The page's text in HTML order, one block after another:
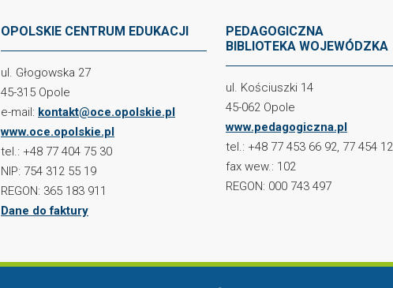
OPOLSKIE CENTRUM EDUKACJI
ul. Głogowska 27
45-315 Opole
e-mail: kontakt@oce.opolskie.pl
www.oce.opolskie.pl
tel.: +48 77 404 75 30
NIP: 754 312 55 19
REGON: 365 183 911
Dane do faktury
PEDAGOGICZNA
BIBLIOTEKA WOJEWÓDZKA
ul. Kościuszki 14
45-062 Opole
www.pedagogiczna.pl
tel.: +48 77 453 66 92, 77 454
fax wew.: 102
REGON: 000 743 497